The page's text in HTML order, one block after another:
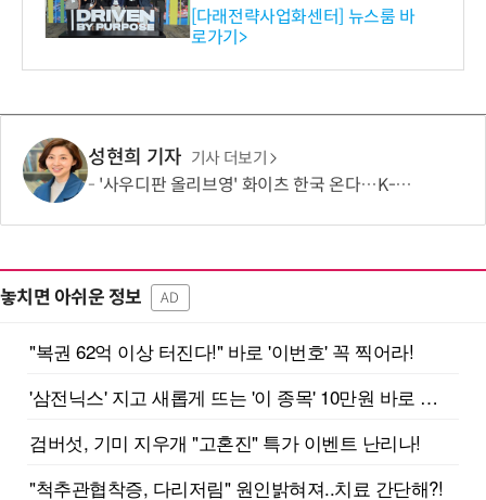
와의 비즈니스 미팅 지원…K
-바이오 해외 진출 교두보 확
보
[다래전략사업화센터] 뉴스룸 바
로가기>
성현희 기자 기사 더보기
'사우디판 올리브영' 화이츠 한국 온다…K-뷰티 찾아 현지 유통사 20곳 총출동
놓치면 아쉬운 정보 AD